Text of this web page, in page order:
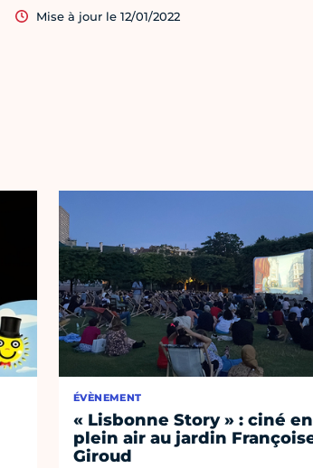
Mise à jour le 12/01/2022
ÉVÈNEMENT
« Lisbonne Story » : ciné en
plein air au jardin
Giroud